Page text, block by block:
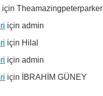
için Theamazingpeterparker
için admin
için Hilal
için admin
için İBRAHİM GÜNEY